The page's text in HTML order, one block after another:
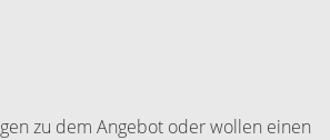
zu dem Angebot oder wollen einen